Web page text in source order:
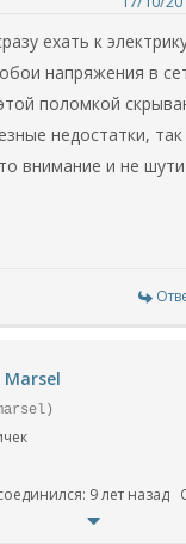
ехать к
напряжения в
поломкой
недостатки,
внимание и не
Marsel
9 лет назад